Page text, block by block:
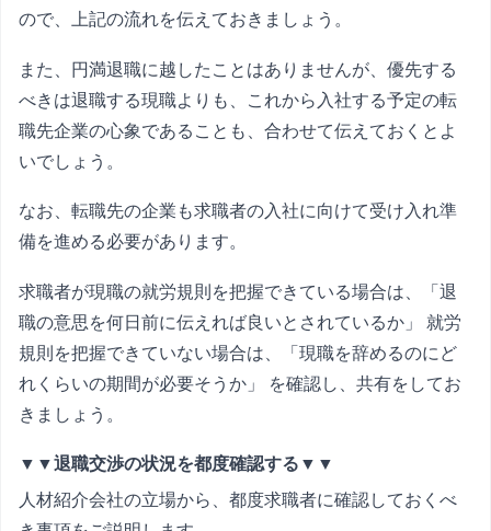
ので、上記の流れを伝えておきましょう。
また、円満退職に越したことはありませんが、優先する
べきは退職する現職よりも、これから入社する予定の転
職先企業の心象であることも、合わせて伝えておくとよ
いでしょう。
なお、転職先の企業も求職者の入社に向けて受け入れ準
備を進める必要があります。
求職者が現職の就労規則を把握できている場合は、「退
職の意思を何日前に伝えれば良いとされているか」 就労
規則を把握できていない場合は、「現職を辞めるのにど
れくらいの期間が必要そうか」 を確認し、共有をしてお
きましょう。
▼▼退職交渉の状況を都度確認する▼▼
人材紹介会社の立場から、都度求職者に確認しておくべ